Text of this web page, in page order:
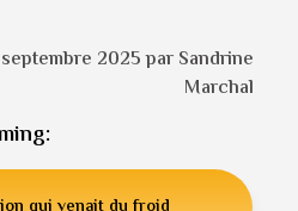
2025 par Sandrine
Marchal